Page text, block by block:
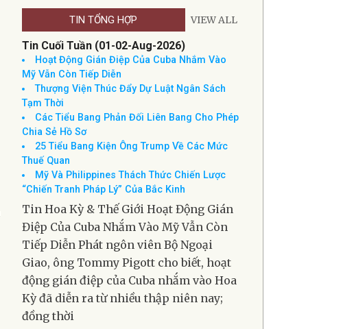
THỜI TIẾT NAM CALIFORNIA
TIN TỔNG HỢP
Tin Cuối Tuần (01-02-Aug-2026)
Hoạt Động Gián Điệp Của Cuba Nhắm Vào
Mỹ Vẫn Còn Tiếp Diễn
Thượng Viện Thúc Đẩy Dự Luật Ngân Sách
Tạm Thời
Các Tiểu Bang Phản Đối Liên Bang Cho Phép
Chia Sẻ Hồ Sơ
25 Tiểu Bang Kiện Ông Trump Về Các Mức
Thuế Quan
Mỹ Và Philippines Thách Thức Chiến Lược
“Chiến Tranh Pháp Lý” Của Bắc Kinh
Tin Hoa Kỳ & Thế Giới Hoạt Động Gián
Điệp Của Cuba Nhắm Vào Mỹ Vẫn Còn
Tiếp Diễn Phát ngôn viên Bộ Ngoại
Giao, ông Tommy Pigott cho biết, hoạt